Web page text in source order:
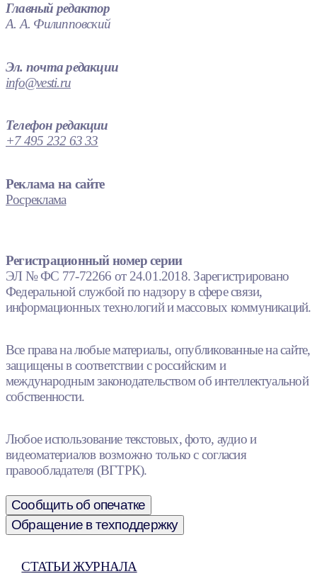
Главный редактор
А. А. Филипповский
Эл. почта редакции
info@vesti.ru
Телефон редакции
+7 495 232 63 33
Реклама на сайте
Росреклама
Регистрационный номер серии
ЭЛ № ФС 77-72266 от 24.01.2018. Зарегистрировано
Федеральной службой по надзору в сфере связи,
информационных технологий и массовых коммуникаций.
Все права на любые материалы, опубликованные на сайте,
защищены в соответствии с российским и
международным законодательством об интеллектуальной
собственности.
Любое использование текстовых, фото, аудио и
видеоматериалов возможно только с согласия
правообладателя (ВГТРК).
Сообщить об опечатке
Обращение в техподдержку
СТАТЬИ ЖУРНАЛА